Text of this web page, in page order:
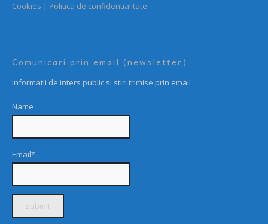
Cookies | Politica de confidentialitate
Comunicari prin email (newsletter)
Informatii de inters public si stiri trimise prin email
Name
Email*